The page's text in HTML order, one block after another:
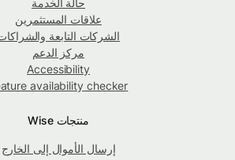
علاقات المستثمرين
الشركات التابعة والشراكات
مركز الدعم
Accessibility
Feature availability checker
منتجات Wise
إرسال الأموال إلى الخارج